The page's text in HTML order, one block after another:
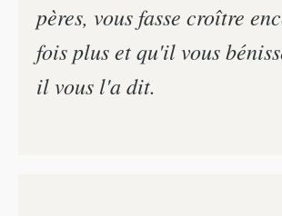
pères, vous fasse croître
fois plus et qu'il vous
il vous l'a dit.